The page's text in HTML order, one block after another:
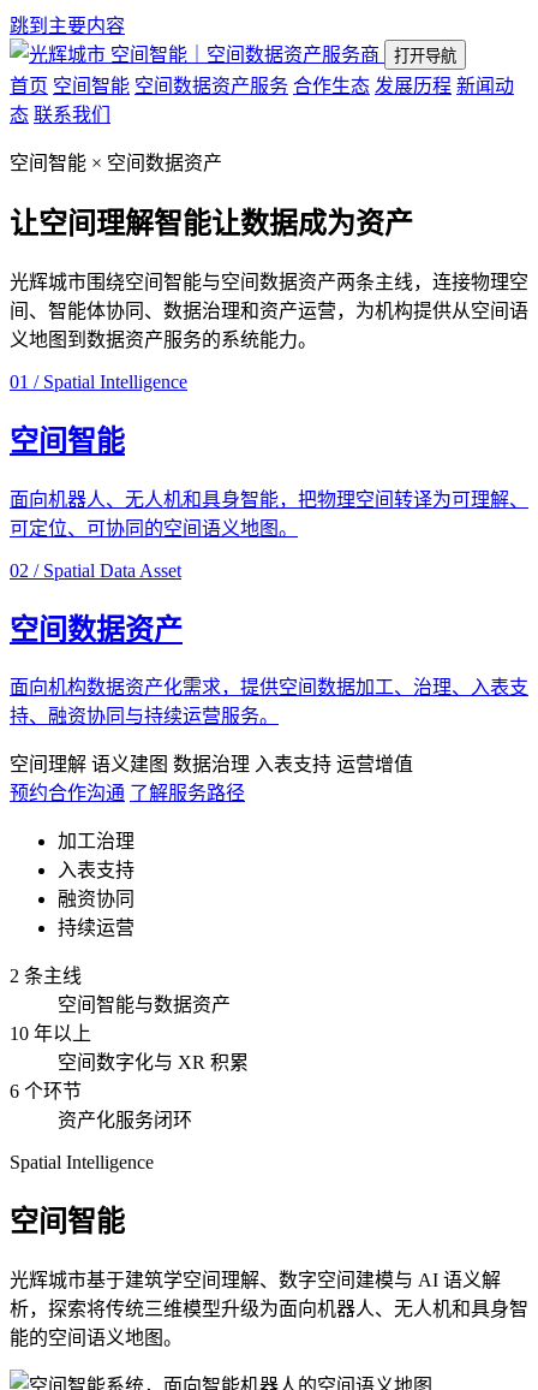
跳到主要内容
空间智能｜空间数据资产服务商
打开导航
首页 空间智能 空间数据资产服务 合作生态 发展历程 新闻动
态 联系我们
空间智能 × 空间数据资产
让空间理解智能让数据成为资产
光辉城市围绕空间智能与空间数据资产两条主线，连接物理空
间、智能体协同、数据治理和资产运营，为机构提供从空间语
义地图到数据资产服务的系统能力。
01 / Spatial Intelligence
空间智能
面向机器人、无人机和具身智能，把物理空间转译为可理解、
可定位、可协同的空间语义地图。
02 / Spatial Data Asset
空间数据资产
面向机构数据资产化需求，提供空间数据加工、治理、入表支
持、融资协同与持续运营服务。
空间理解 语义建图 数据治理 入表支持 运营增值
预约合作沟通 了解服务路径
加工治理
入表支持
融资协同
持续运营
2 条主线
空间智能与数据资产
10 年以上
空间数字化与 XR 积累
6 个环节
资产化服务闭环
Spatial Intelligence
空间智能
光辉城市基于建筑学空间理解、数字空间建模与 AI 语义解
析，探索将传统三维模型升级为面向机器人、无人机和具身智
能的空间语义地图。